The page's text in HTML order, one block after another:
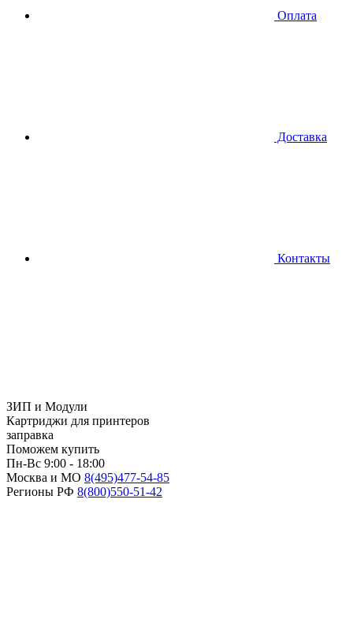
Оплата
Доставка
Контакты
ЗИП и Модули
Картриджи для принтеров
заправка
Поможем купить
Пн-Вс 9:00 - 18:00
Москва и МО 8(495)477-54-85
Регионы РФ 8(800)550-51-42